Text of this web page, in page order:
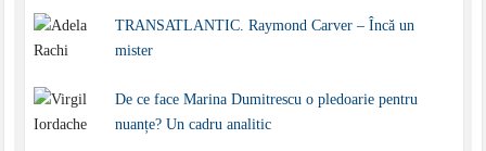
TRANSATLANTIC. Raymond Carver – Încă un
mister
De ce face Marina Dumitrescu o pledoarie pentru
nuanțe? Un cadru analitic